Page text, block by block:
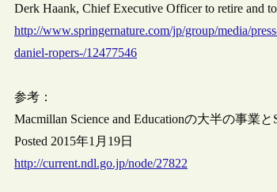
Derk Haank, Chief Executive Officer to retire and
http://www.springernature.com/jp/group/media/
daniel-ropers-/12477546
参考：
Macmillan Science and Educationの大半の事業
Posted 2015年1月19日
http://current.ndl.go.jp/node/27822